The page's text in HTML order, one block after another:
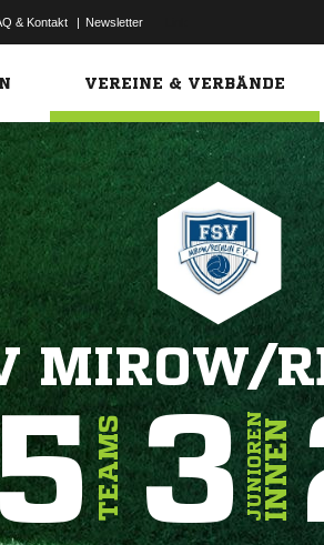
& Kontakt | Newsletter
VEREINE & VERBÄNDE
MIROW/
TEAMS3JUNIORENINNEN